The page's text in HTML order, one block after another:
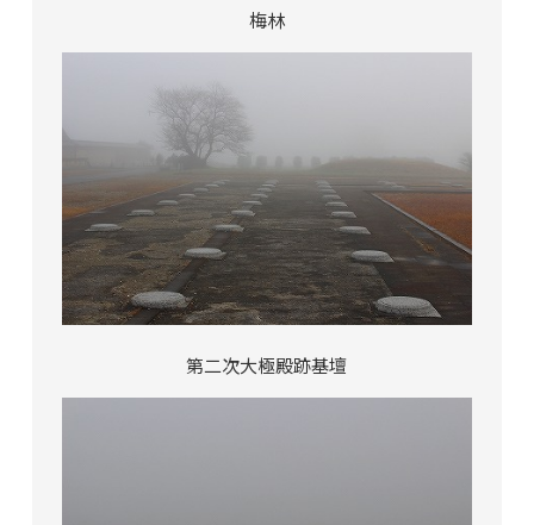
梅林
第二次大極殿跡基壇